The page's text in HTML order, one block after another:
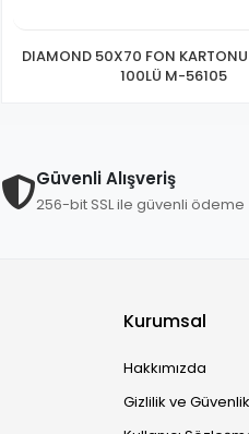
DIAMOND 50X70 FON KARTONU
100LÜ M-56105
Güvenli Alışveriş
256-bit SSL ile güvenli ödeme
Kurumsal
Hakkımızda
Gizlilik ve Güvenlik